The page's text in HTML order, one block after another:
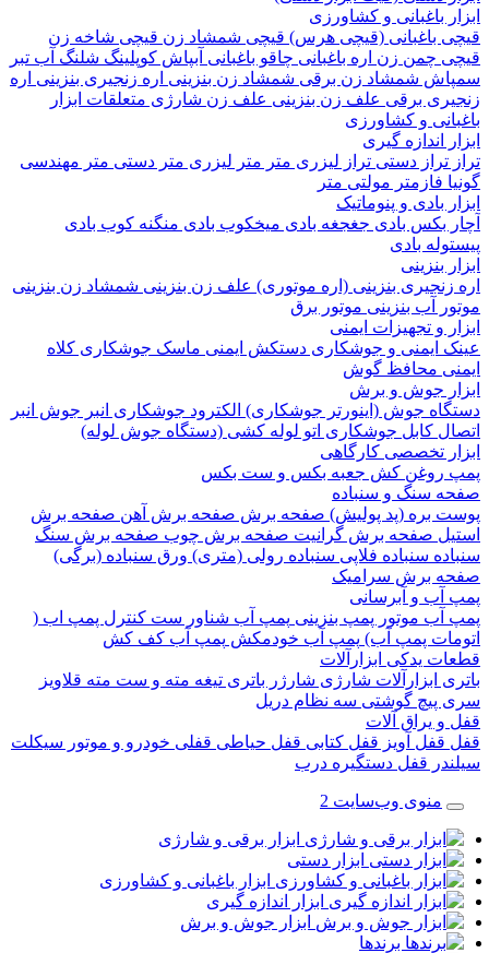
باغبانی و کشاورزی
باغبانی (قیچی هرس)قیچی شمشاد زنقیچی شاخه زن
چمن زناره باغبانیچاقو باغبانیآبپاش کوپلینگ شلنگ آبتبر
شمشاد زن برقی شمشاد زن بنزینیاره زنجیری بنزینیاره
برقی علف زن بنزینیعلف زن شارژیمتعلقات ابزار
و کشاورزی
اندازه گیری
تراز دستیتراز لیزریمترمتر لیزریمتر دستیمتر مهندسی
فازمترمولتی متر
بادی و پنوماتیک
بکس بادی جغجغه بادی میخکوب بادی منگنه کوب بادی
بادی
بنزینی
بنزینی (اره موتوری)علف زن بنزینیشمشاد زن بنزینی
آب بنزینیموتور برق
و تجهیزات ایمنی
ایمنی و جوشکاریدستکش ایمنی ماسک جوشکاریکلاه
محافظ گوش
جوش و برش
جوش (اینورتر جوشکاری)الکترود جوشکاریانبر جوشانبر
کابل جوشکاریاتو لوله کشی (دستگاه جوش لوله)
تخصصی کارگاهی
روغن کش جعبه بکس و ست بکس
سنگ و سنباده
بره (پد پولیش)صفحه برش‌ صفحه برش‌ آهن صفحه برش‌
صفحه برش‌ گرانیت صفحه برش چوب صفحه برش‌ سنگ
سنباده فلاپیسنباده رولی (متری)ورق سنباده (برگی)
برش‌ سرامیک
و آبرسانی
آبموتور پمپ بنزینیپمپ آب شناورست کنترل پمپ اب (
پمپ آب)پمپ آب خودمکشپمپ آب کف کش
یدکی ابزارآلات
ابزارآلات شارژیشارژر باتریتیغهمته و ست متهقلاویز
پیچ گوشتیسه نظام دریل
یراق آلات
قفل آویز قفل کتابیقفل حیاطیقفلی خودرو و موتور سیکلت
قفل دستگیره درب
منوی وب‌سایت 2
ابزار برقی و شارژی
ابزار دستی
ابزار باغبانی و کشاورزی
ابزار اندازه گیری
ابزار جوش و برش
برندها